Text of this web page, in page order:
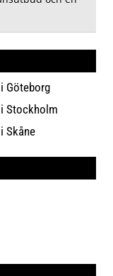
Göteborg
Stockholm
Skåne